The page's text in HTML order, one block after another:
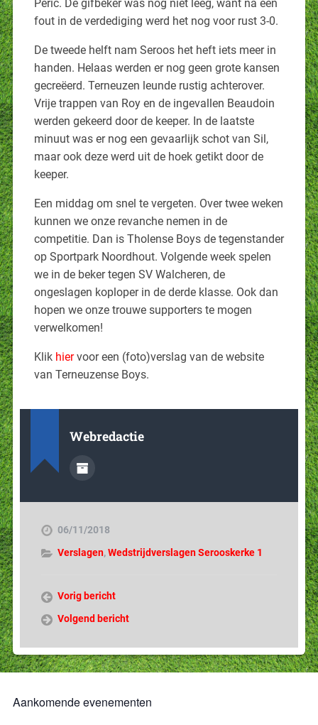
Peric. De gifbeker was nog niet leeg, want na een
fout in de verdediging werd het nog voor rust 3-0.
De tweede helft nam Seroos het heft iets meer in
handen. Helaas werden er nog geen grote kansen
gecreëerd. Terneuzen leunde rustig achterover.
Vrije trappen van Roy en de ingevallen Beaudoin
werden gekeerd door de keeper. In de laatste
minuut was er nog een gevaarlijk schot van Sil,
maar ook deze werd uit de hoek getikt door de
keeper.
Een middag om snel te vergeten. Over twee weken
kunnen we onze revanche nemen in de
competitie. Dan is Tholense Boys de tegenstander
op Sportpark Noordhout. Volgende week spelen
we in de beker tegen SV Walcheren, de
ongeslagen koploper in de derde klasse. Ook dan
hopen we onze trouwe supporters te mogen
verwelkomen!
Klik hiervoor een (foto)verslag van de website
van Terneuzense Boys.
Webredactie
06/11/2018
Verslagen,Wedstrijdverslagen Serooskerke 1
Vorig bericht
Volgend bericht
Aankomende evenementen